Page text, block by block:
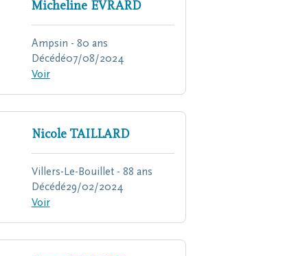
Micheline EVRARD
Ampsin - 80 ans
Décédé07/08/2024
Voir
Nicole TAILLARD
Villers-Le-Bouillet - 88 ans
Décédé29/02/2024
Voir